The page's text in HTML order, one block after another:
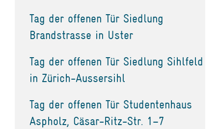
Tag der offenen Tür Siedlung
Brandstrasse in Uster
Tag der offenen Tür Siedlung Sihlfeld
in Zürich-Aussersihl
Tag der offenen Tür Studentenhaus
Aspholz, Cäsar-Ritz-Str. 1–7